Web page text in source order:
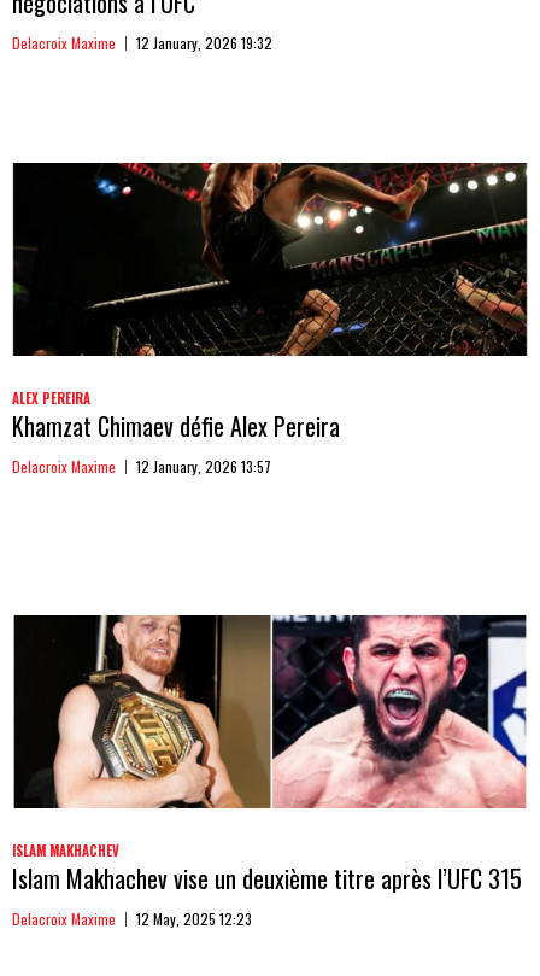
Delacroix Maxime 12 January, 2026 19:32
ALEX PEREIRA
Khamzat Chimaev défie Alex Pereira
Delacroix Maxime 12 January, 2026 13:57
ISLAM MAKHACHEV
Islam Makhachev vise un deuxième titre après l’UFC 315
Delacroix Maxime 12 May, 2025 12:23